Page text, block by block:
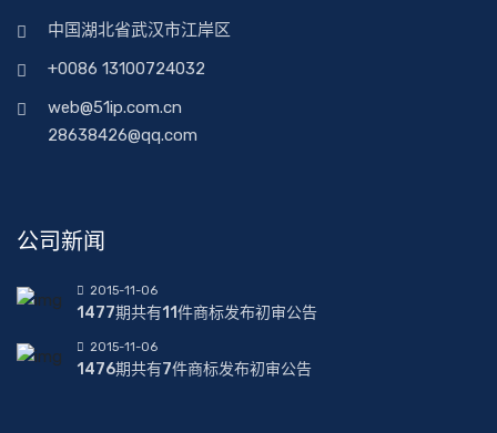
中国湖北省武汉市江岸区
+0086 13100724032
web@51ip.com.cn
28638426@qq.com
公司新闻
2015-11-06
1477期共有11件商标发布初审公告
2015-11-06
1476期共有7件商标发布初审公告